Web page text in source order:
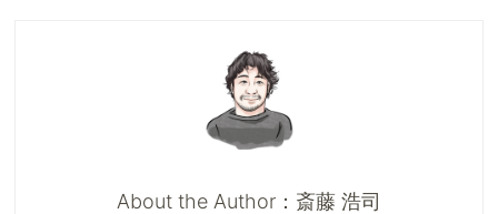
About the Author：斎藤 浩司